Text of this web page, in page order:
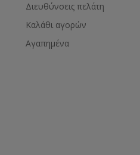
Διευθύνσεις πελάτη
Καλάθι αγορών
Αγαπημένα